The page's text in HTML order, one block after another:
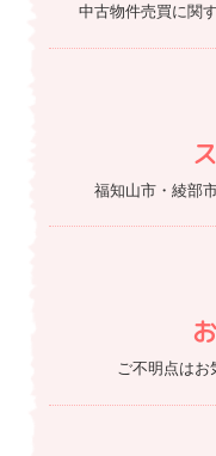
中古物件売買に関
福知山市・綾部
ご不明点はお